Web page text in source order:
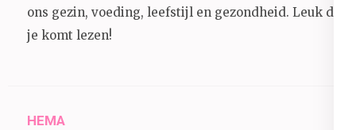
ons gezin, voeding, leefstijl en gezondheid. Leuk dat
je komt lezen!
HEMA